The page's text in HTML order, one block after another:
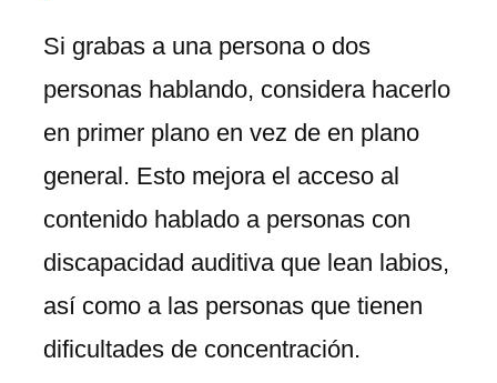
Si grabas a una persona o dos
personas hablando, considera hacerlo
en primer plano en vez de en plano
general. Esto mejora el acceso al
contenido hablado a personas con
discapacidad auditiva que lean labios,
así como a las personas que tienen
dificultades de concentración.